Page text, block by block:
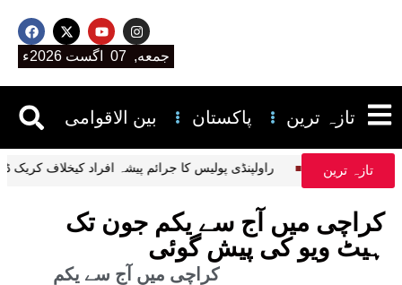
جمعه, 07 اگست 2026ء
بین الاقوامی پاکستان تازہ ترین
تازہ ترین راولپنڈی پولیس کا جرائم پیشہ افراد کیخلاف
کراچی میں آج سے یکم جون تک
ہیٹ ویو کی پیش گوئی
کراچی میں آج سے یکم